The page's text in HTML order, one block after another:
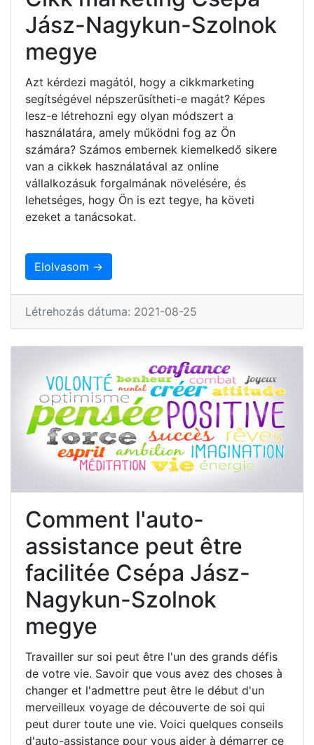
Jász-Nagykun-Szolnok
megye
Azt kérdezi magától, hogy a cikkmarketing
segítségével népszerűsítheti-e magát? Képes
lesz-e létrehozni egy olyan módszert a
használatára, amely működni fog az Ön
számára? Számos embernek kiemelkedő sikere
van a cikkek használatával az online
vállalkozásuk forgalmának növelésére, és
lehetséges, hogy Ön is ezt tegye, ha követi
ezeket a tanácsokat.
Elolvasom →
Létrehozás dátuma: 2021-08-25
Comment l'auto-
assistance peut être
facilitée Csépa Jász-
Nagykun-Szolnok
megye
Travailler sur soi peut être l'un des grands défis
de votre vie. Savoir que vous avez des choses à
changer et l'admettre peut être le début d'un
merveilleux voyage de découverte de soi qui
peut durer toute une vie. Voici quelques conseils
d'auto-assistance pour vous aider à démarrer ce